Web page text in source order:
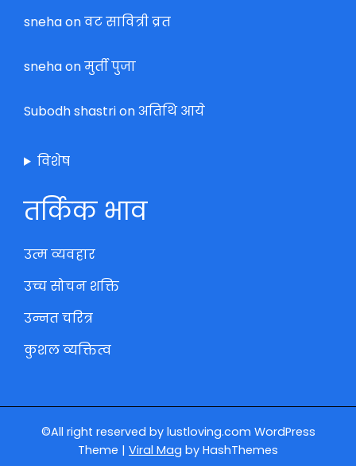
snehaonवट सावित्री व्रत
snehaonमुर्ती पुजा
Subodh shastrionअतिथि आये
विशेष
तर्किक भाव
उत्म व्यवहार
उच्च सोचन शक्ति
उन्नत चरित्र
कुशल व्यक्तित्व
©All right reserved by lustloving.com WordPress
Theme | Viral Mag by HashThemes